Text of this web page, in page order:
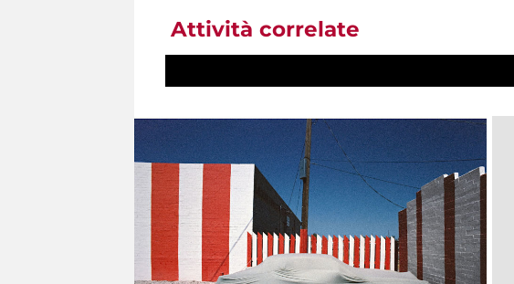
Attività correlate